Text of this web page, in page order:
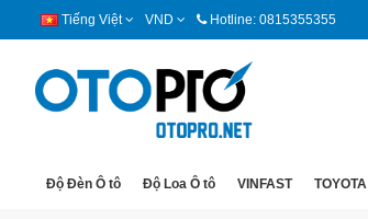
Tiếng Việt VND Hotline: 0815355355
Độ Đèn Ô tô Độ Loa Ô tô VINFAST TOYOTA